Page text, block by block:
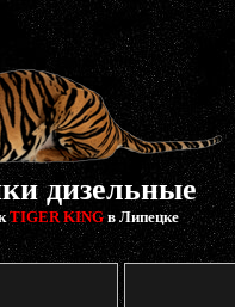
дизельные
TIGER KINGв Липецке